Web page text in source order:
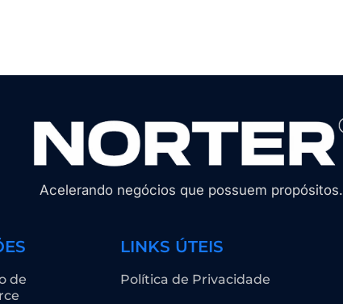
Acelerando negócios que possuem propósitos.
de
LINKS ÚTEIS
Política de Privacidade